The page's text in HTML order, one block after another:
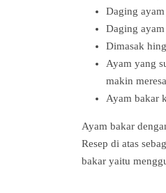
Daging
Daging
Dimasak
Ayam yang
makin
Ayam bakar
Ayam bakar
Resep di atas
bakar yaitu